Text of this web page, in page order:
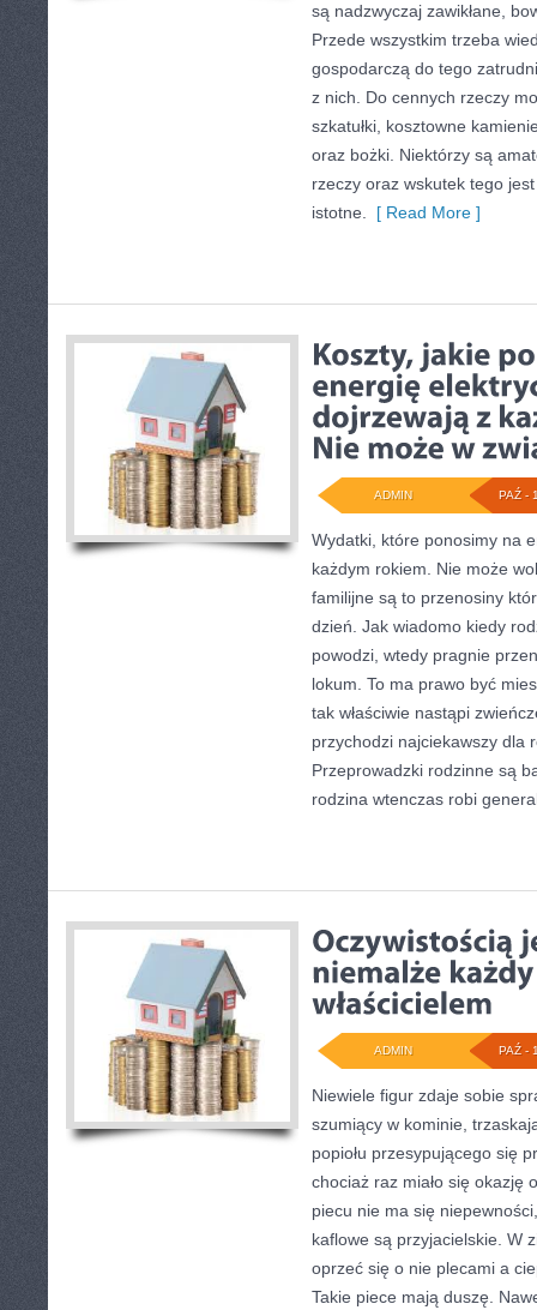
są nadzwyczaj zawikłane,
Przede wszystkim trzeba
gospodarczą do tego
z nich. Do cennych rzeczy
szkatułki, kosztowne
oraz bożki. Niektórzy są
rzeczy oraz wskutek tego
istotne.
[ Read More ]
PAŹ -
ADMIN
Wydatki, które ponosimy na
każdym rokiem. Nie może
familijne są to przenosiny
dzień. Jak wiadomo kiedy
powodzi, wtedy pragnie
lokum. To ma prawo być
tak właściwie nastąpi
przychodzi najciekawszy dla
Przeprowadzki rodzinne są
rodzina wtenczas robi
PAŹ -
ADMIN
Niewiele figur zdaje sobie
szumiący w kominie,
popiołu przesypującego się
chociaż raz miało się okazję
piecu nie ma się
kaflowe są przyjacielskie. W
oprzeć się o nie plecami a
Takie piece mają duszę.